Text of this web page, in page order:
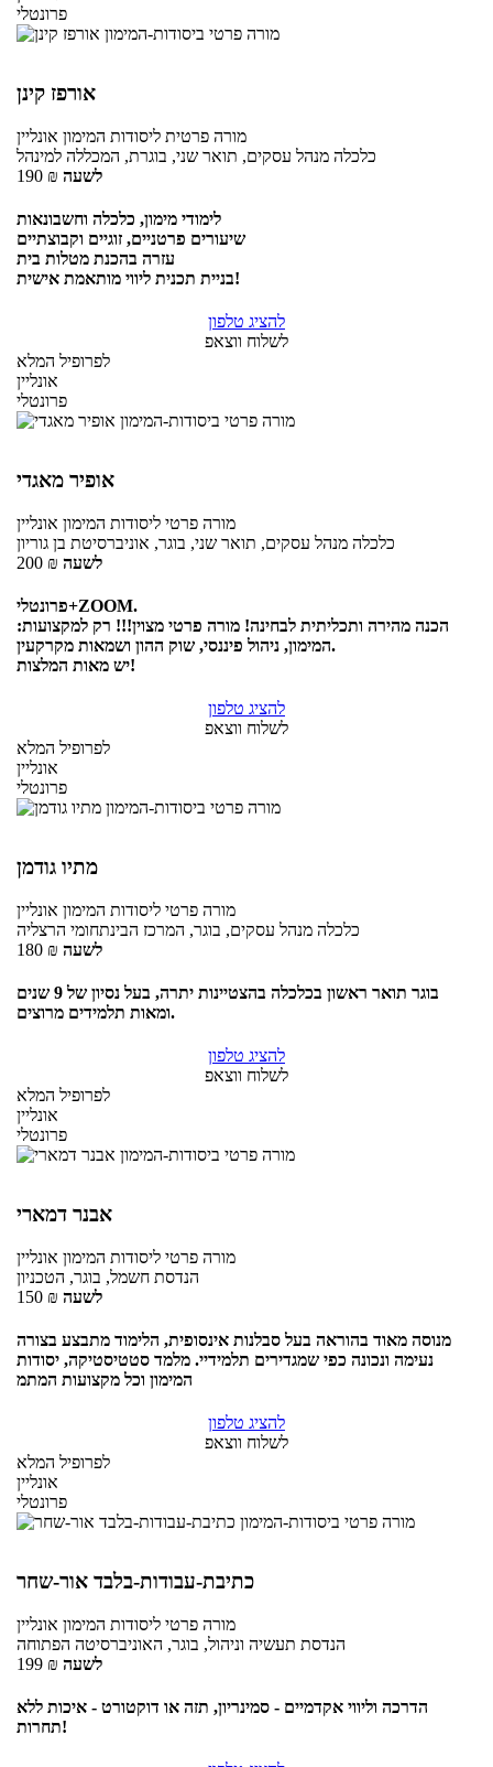
פרונטלי
אורפז קינן
מורה פרטית ליסודות המימון אונליין
כלכלה מנהל עסקים, תואר שני, בוגרת, המכללה למינהל
190 ₪ לשעה
לימודי מימון, כלכלה וחשבונאות
שיעורים פרטניים, זוגיים וקבוצתיים
עזרה בהכנת מטלות בית
בניית תכנית ליווי מותאמת אישית!
להציג טלפון
לשלוח ווצאפ
לפרופיל המלא
אונליין
פרונטלי
אופיר מאגדי
מורה פרטי ליסודות המימון אונליין
כלכלה מנהל עסקים, תואר שני, בוגר, אוניברסיטת בן גוריון
200 ₪ לשעה
פרונטלי+ZOOM.
הכנה מהירה ותכליתית לבחינה! מורה פרטי מצוין!!! רק למקצועות:
המימון, ניהול פיננסי, שוק ההון ושמאות מקרקעין.
יש מאות המלצות!
להציג טלפון
לשלוח ווצאפ
לפרופיל המלא
אונליין
פרונטלי
מתיו גודמן
מורה פרטי ליסודות המימון אונליין
כלכלה מנהל עסקים, בוגר, המרכז הבינתחומי הרצליה
180 ₪ לשעה
בוגר תואר ראשון בכלכלה בהצטיינות יתרה, בעל נסיון של 9 שנים
ומאות תלמידים מרוצים.
להציג טלפון
לשלוח ווצאפ
לפרופיל המלא
אונליין
פרונטלי
אבנר דמארי
מורה פרטי ליסודות המימון אונליין
הנדסת חשמל, בוגר, הטכניון
150 ₪ לשעה
מנוסה מאוד בהוראה בעל סבלנות אינסופית, הלימוד מתבצע בצורה
נעימה ונכונה כפי שמגדירים תלמידיי. מלמד סטטיסטיקה, יסודות
המימון וכל מקצועות המתמ
להציג טלפון
לשלוח ווצאפ
לפרופיל המלא
אונליין
פרונטלי
כתיבת-עבודות-בלבד אור-שחר
מורה פרטי ליסודות המימון אונליין
הנדסת תעשיה וניהול, בוגר, האוניברסיטה הפתוחה
199 ₪ לשעה
הדרכה וליווי אקדמיים - סמינריון, תזה או דוקטורט - איכות ללא
תחרות!